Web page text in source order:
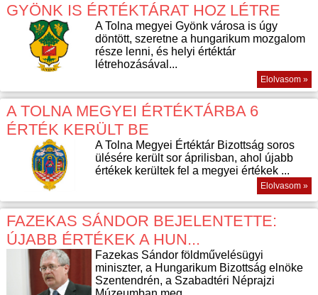
GYÖNK IS ÉRTÉKTÁRAT HOZ LÉTRE
A Tolna megyei Gyönk városa is úgy
döntött, szeretne a hungarikum mozgalom
része lenni, és helyi értéktár
létrehozásával...
Elolvasom »
A TOLNA MEGYEI ÉRTÉKTÁRBA 6
ÉRTÉK KERÜLT BE
A Tolna Megyei Értéktár Bizottság soros
ülésére került sor áprilisban, ahol újabb
értékek kerültek fel a megyei értékek ...
Elolvasom »
FAZEKAS SÁNDOR BEJELENTETTE:
ÚJABB ÉRTÉKEK A HUN...
Fazekas Sándor földművelésügyi
miniszter, a Hungarikum Bizottság elnöke
Szentendrén, a Szabadtéri Néprajzi